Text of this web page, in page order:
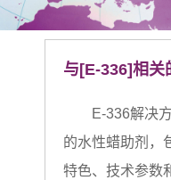
与[E-336]相关
E-336解决
的水性蜡助剂，
特色、技术参数